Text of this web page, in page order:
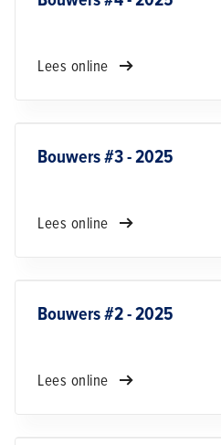
Lees online
Bouwers #3 - 2025
Lees online
Bouwers #2 - 2025
Lees online